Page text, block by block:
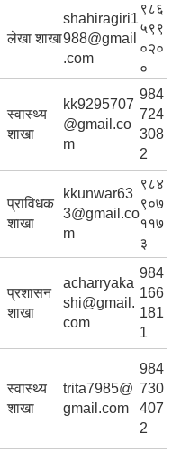
लेखा शाखा
shahiragiri1
988@gmail
.com
९८६
५९९
०२०
०
स्वास्थ्य
शाखा
kk9295707
@gmail.co
m
984
724
308
2
प्राविधक
शाखा
kkunwar63
3@gmail.co
m
९८४
९०७
११७
३
प्रशासन
शाखा
acharryaka
shi@gmail.
com
984
166
181
1
स्वास्थ्य
शाखा
trita7985@
gmail.com
984
730
407
2